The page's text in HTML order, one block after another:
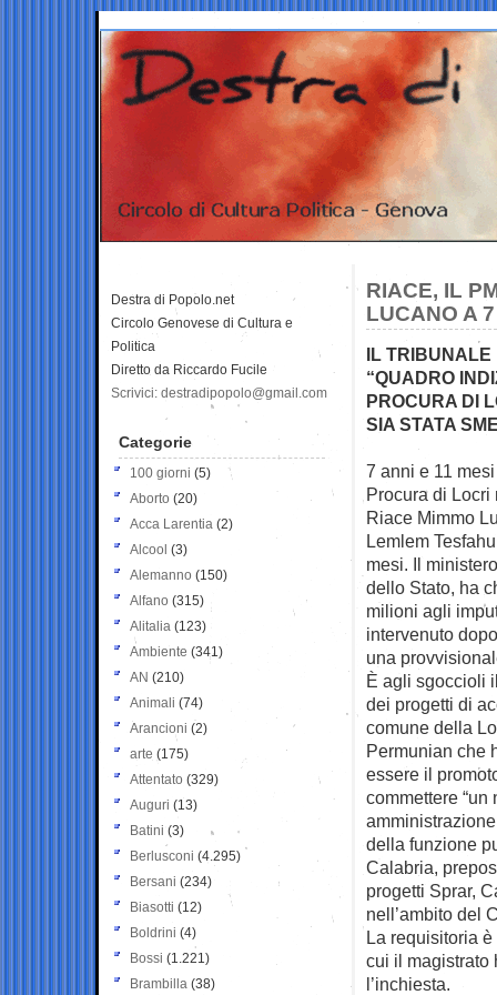
RIACE, IL
LUCANO A
IL TRIBUNALE
“QUADRO
PROCURA DI
SIA STATA
7 anni e 11
Procura di Locri
Riace Mimmo
Lemlem
mesi. Il
dello Stato, ha
milioni agli
intervenuto
una
È agli sgoccioli
dei progetti di
comune della
Permunian che
essere il
commettere
della funzione
Calabria,
progetti Sprar,
nell’ambito del
La requisitoria
cui il magistrato
l’inchiesta.
Destra di Popolo.net
Circolo Genovese di Cultura e
Politica
Diretto da Riccardo Fucile
Scrivici: destradipopolo@gmail.com
Categorie
100 giorni (5)
Aborto (20)
Acca Larentia (2)
Alcool (3)
Alemanno (150)
Alfano (315)
Alitalia (123)
Ambiente (341)
AN (210)
Animali (74)
Arancioni (2)
arte (175)
Attentato (329)
Auguri (13)
Batini (3)
Berlusconi (4.295)
Bersani (234)
Biasotti (12)
Boldrini (4)
Bossi (1.221)
Brambilla (38)